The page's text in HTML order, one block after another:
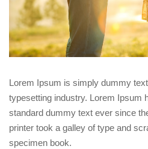
Lorem Ipsum is simply dummy
typesetting industry. Lorem Ipsum
standard dummy text ever since
printer took a galley of type and
specimen book.